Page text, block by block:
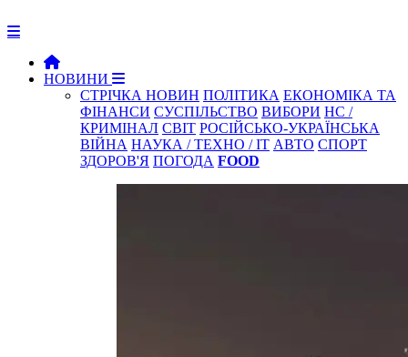
НОВИНИ
СТРІЧКА НОВИН ПОЛІТИКА ЕКОНОМІКА ТА
ФІНАНСИ СУСПІЛЬСТВО ВИБОРИ НС /
КРИМІНАЛ СВІТ РОСІЙСЬКО-УКРАЇНСЬКА
ВІЙНА НАУКА / ТЕХНО / IT АВТО СПОРТ
ЗДОРОВ'Я ПОГОДА FOOD